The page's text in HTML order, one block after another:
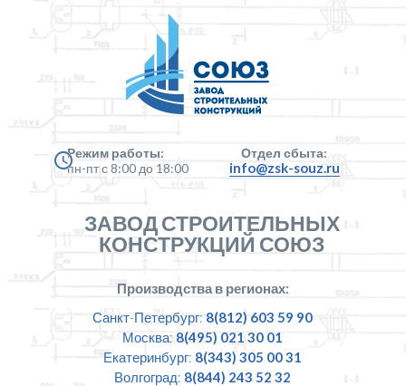
Режим работы:
пн-пт с 8:00 до 18:00
Отдел сбыта:
info@zsk-souz.ru
ЗАВОД СТРОИТЕЛЬНЫХ
КОНСТРУКЦИЙ СОЮЗ
Производства в регионах:
Санкт-Петербург: 8(812) 603 59 90
Москва: 8(495) 021 30 01
Екатеринбург: 8(343) 305 00 31
Волгоград: 8(844) 243 52 32